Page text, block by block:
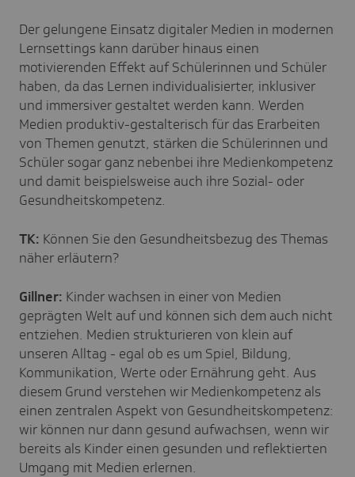
Der gelungene Einsatz digitaler Medien in modernen
Lernsettings kann darüber hinaus einen
motivierenden Effekt auf Schülerinnen und Schüler
haben, da das Lernen individualisierter, inklusiver
und immersiver gestaltet werden kann. Werden
Medien produktiv-gestalterisch für das Erarbeiten
von Themen genutzt, stärken die Schülerinnen und
Schüler sogar ganz nebenbei ihre Medienkompetenz
und damit beispielsweise auch ihre Sozial- oder
Gesundheitskompetenz.
TK: Können Sie den Gesundheitsbezug des Themas
näher erläutern?
Gillner: Kinder wachsen in einer von Medien
geprägten Welt auf und können sich dem auch nicht
entziehen. Medien strukturieren von klein auf
unseren Alltag - egal ob es um Spiel, Bildung,
Kommunikation, Werte oder Ernährung geht. Aus
diesem Grund verstehen wir Medienkompetenz als
einen zentralen Aspekt von Gesundheitskompetenz:
wir können nur dann gesund aufwachsen, wenn wir
bereits als Kinder einen gesunden und reflektierten
Umgang mit Medien erlernen.